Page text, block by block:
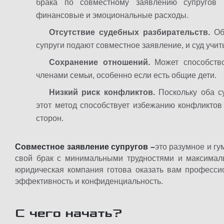
брака по совместному заявлению
финансовые и эмоциональные расходы.
Отсутствие судебных разбирательств.
супруги подают совместное заявление, и суд
Сохранение отношений. Может
членами семьи, особенно если есть общие дети.
Низкий риск конфликтов. Поскольку оба
этот метод способствует избежанию
сторон.
Совместное заявление супругов –это разумное и
свой брак с минимальными трудностями и
юридическая компания готова оказать вам
эффективность и конфиденциальность.
С чего начать?